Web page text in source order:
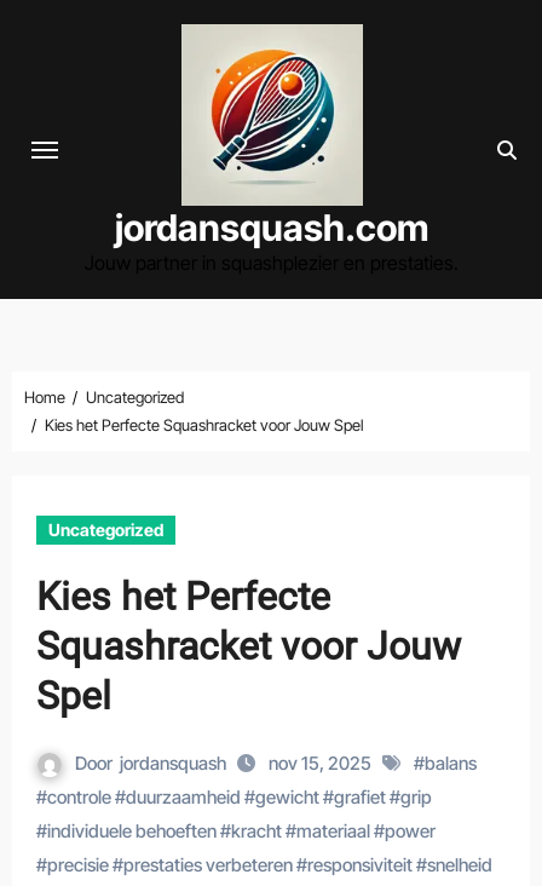
jordansquash.com
Home
Uncategorized
Kies het Perfecte Squashracket voor Jouw Spel
Uncategorized
Kies het Perfecte
Squashracket voor Jouw
Spel
Door jordansquash nov 15, 2025 #balans
#controle#duurzaamheid #gewicht#grafiet#grip
#individuele behoeften#kracht#materiaal#power
#precisie#prestaties verbeteren#responsiviteit#snelheid